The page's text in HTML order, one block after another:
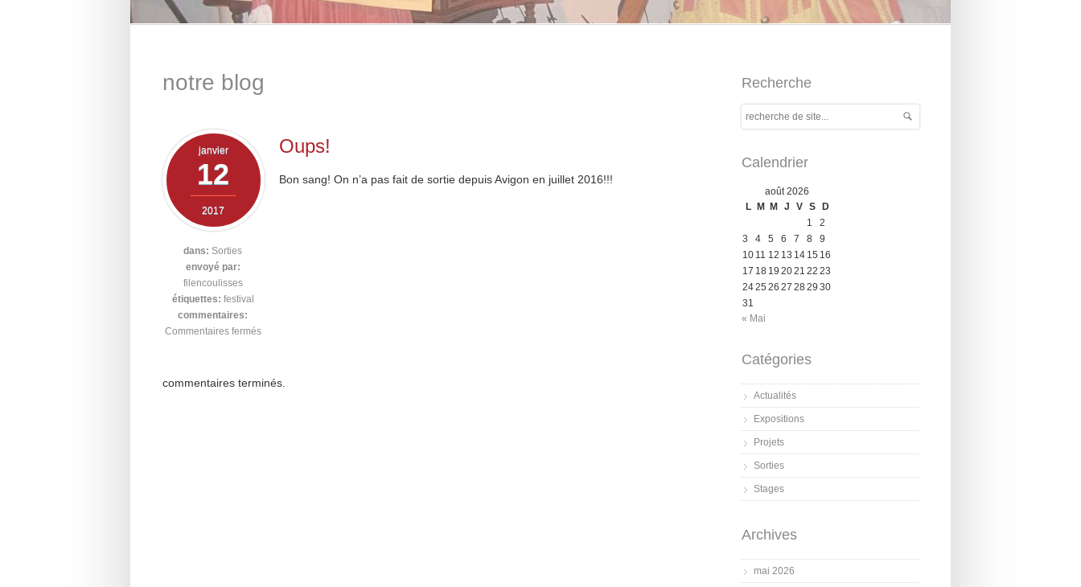
notre blog
janvier
12
2017
dans: Sorties
envoyé par:
filencoulisses
étiquettes: festival
commentaires:
Commentaires fermés
Oups!
Bon sang! On n’a pas fait de sortie depuis Avigon en juillet 2016!!!
commentaires terminés.
Recherche
Calendrier
août 2026
L M M J V S D
1
2
3
4 5 6 7 8
9
10 11 12 13 14 15 16
17 18 19 2021 22 23
2425 26 27 2829 30
31
« Mai
Catégories
Actualités
Expositions
Projets
Sorties
Stages
Archives
mai 2026